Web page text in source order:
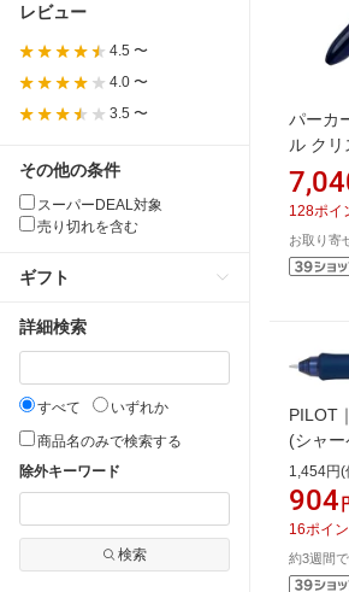
レビュー
4.5 〜
4.0 〜
3.5 〜
その他の条件
スーパーDEAL対象
売り切れを含む
ギフト
詳細検索
すべて
いずれか
商品名のみで検索する
除外キーワード
検索
パーカ
ル クリ
ペン ネ
128ポイ
お取り寄
PILOT
(シャー
ターグ
ネイビ
1,454円(
904
16ポイ
約3週間